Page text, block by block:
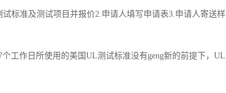
标准及测试项目并报价2.申请人填写申请表3.申请人寄送
工作日所使用的美国UL测试标准没有geng新的前提下，UL